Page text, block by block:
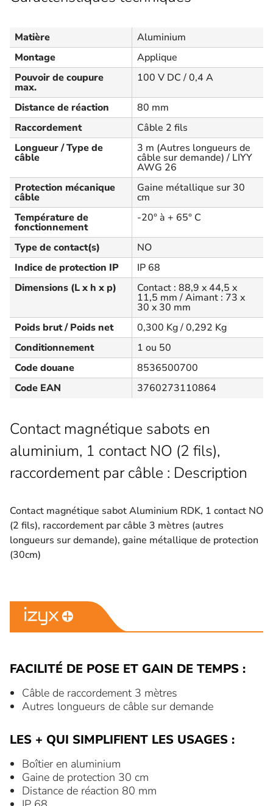
Matière
Aluminium
Montage
Applique
Pouvoir de coupure
max.
100 V DC / 0,4 A
Distance de réaction
80 mm
Raccordement
Câble 2 fils
Longueur / Type de
câble
3 m (Autres longueurs de
câble sur demande) / LIYY
AWG 26
Protection mécanique
câble
Gaine métallique sur 30
cm
Température de
fonctionnement
-20° à + 65° C
Type de contact(s)
NO
Indice de protection IP
IP 68
Dimensions (L x h x p)
Contact : 88,9 x 44,5 x
11,5 mm / Aimant : 73 x
30 x 30 mm
Poids brut / Poids net
0,300 Kg / 0,292 Kg
Conditionnement
1 ou 50
Code douane
8536500700
Code EAN
3760273110864
Contact magnétique sabots en
aluminium, 1 contact NO (2 fils),
raccordement par câble : Description
Contact magnétique sabot Aluminium RDK, 1 contact NO
(2 fils), raccordement par câble 3 mètres (autres
longueurs sur demande), gaine métallique de protection
(30cm)
FACILITÉ DE POSE ET GAIN DE TEMPS :
Câble de raccordement 3 mètres
Autres longueurs de câble sur demande
LES + QUI SIMPLIFIENT LES USAGES :
Boîtier en aluminium
Gaine de protection 30 cm
Distance de réaction 80 mm